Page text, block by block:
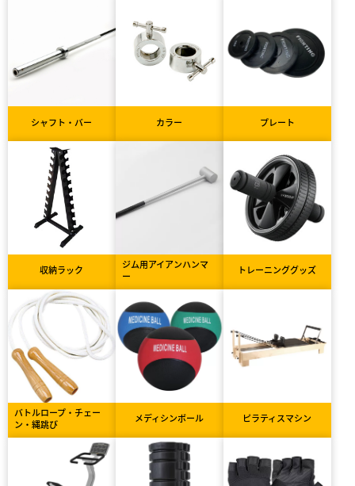
シャフト・バー カラー プレート
収納ラック
ジム用アイアンハンマ
ー
トレーニンググッズ
バトルロープ・チェー
ン・縄跳び
メディシンボール ピラティスマシン